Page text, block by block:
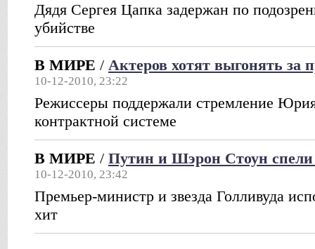
Дядя Сергея Цапка задержан по
убийстве
В МИРЕ / Актеров хотят выгонять за
10-12-2010, 23:22
Режиссеры поддержали стремление
контрактной системе
В МИРЕ / Путин и Шэрон Стоун
10-12-2010, 23:42
Премьер-министр и звезда Голливуда
хит